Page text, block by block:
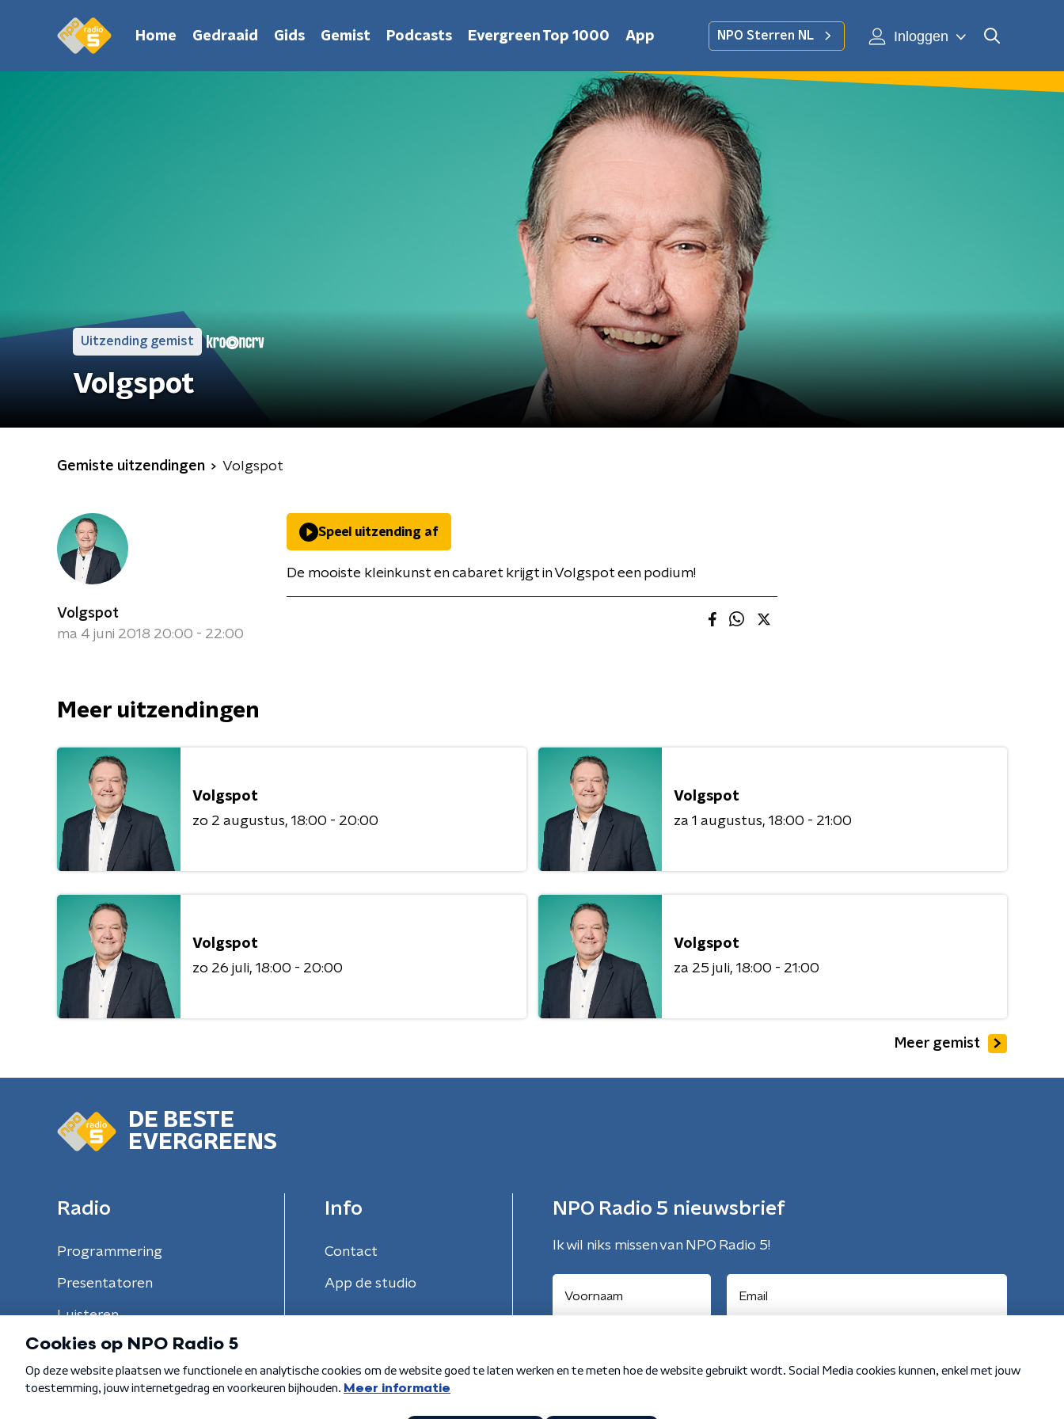
Home Gedraaid Gids Gemist Podcasts Evergreen Top 1000 App NPO Sterren NL Inloggen
Uitzending gemist
Volgspot
Gemiste uitzendingen Volgspot
Volgspot
ma 4 juni 2018 20:00 - 22:00
Speel uitzending af
De mooiste kleinkunst en cabaret krijgt in Volgspot een podium!
Meer uitzendingen
Volgspot
zo 2 augustus 18:00 - 20:00
Volgspot
za 1 augustus 18:00 - 21:00
Volgspot
zo 26 juli 18:00 - 20:00
Volgspot
za 25 juli 18:00 - 21:00
Meer gemist
DE BESTE
EVERGREENS
Radio
Programmering
Presentatoren
Luisteren
Info
Contact
App de studio
NPO Radio 5 nieuwsbrief
Ik wil niks missen van NPO Radio 5!
Algemene voorwaarden Privacybeleid